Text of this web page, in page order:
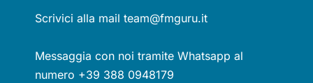
Scrivici alla mail team@fmguru.it
Messaggia con noi tramite Whatsapp al
numero +39 388 0948179